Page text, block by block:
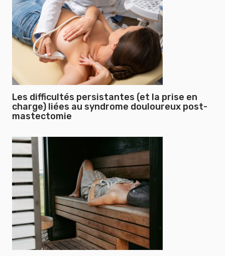
Les difficultés persistantes (et la prise en
charge) liées au syndrome douloureux post-
mastectomie